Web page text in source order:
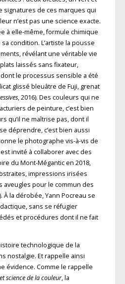
signatures de ces marques qui
n’est pas une science exacte.
à elle-même, formule chimique
condition. L’artiste la pousse
révélant une véritable vie
laissés sans fixateur,
le processus sensible a été
glissé bleuâtre de Fuji, grenat
, 2016). Des couleurs qui ne
de peinture, c’est bien
qu’il ne maîtrise pas, dont il
déprendre, c’est bien aussi
le photographe vis-à-vis de
invité à collaborer avec des
du Mont-Mégantic en 2018,
impressions irisées
aveugles pour le commun des
À la dérobée, Yann Pocreau se
sans se réfugier
et procédures dont il ne fait
technologique de la
nostalgie. Et rappelle ainsi
évidence. Comme le rappelle
science de la couleur, la